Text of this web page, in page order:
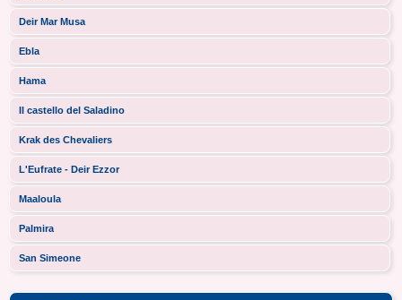
Deir Mar Musa
Ebla
Hama
Il castello del Saladino
Krak des Chevaliers
L'Eufrate - Deir Ezzor
Maaloula
Palmira
San Simeone